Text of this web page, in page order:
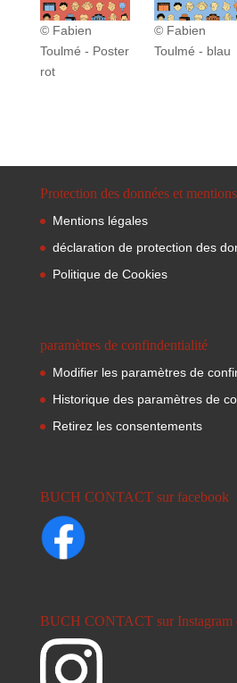
© Fabien
Toulmé - Poster
rot
© Fabien
Toulmé - blau
Protection des données et
Mentions légales
déclaration de protection des
Politique de Cookies
paramètres de confindentialité
Modifier les paramètres de
Historique des paramètres de
Retirez les consentements
BUCH CONTACT sur facebook
BUCH CONTACT sur Instagram